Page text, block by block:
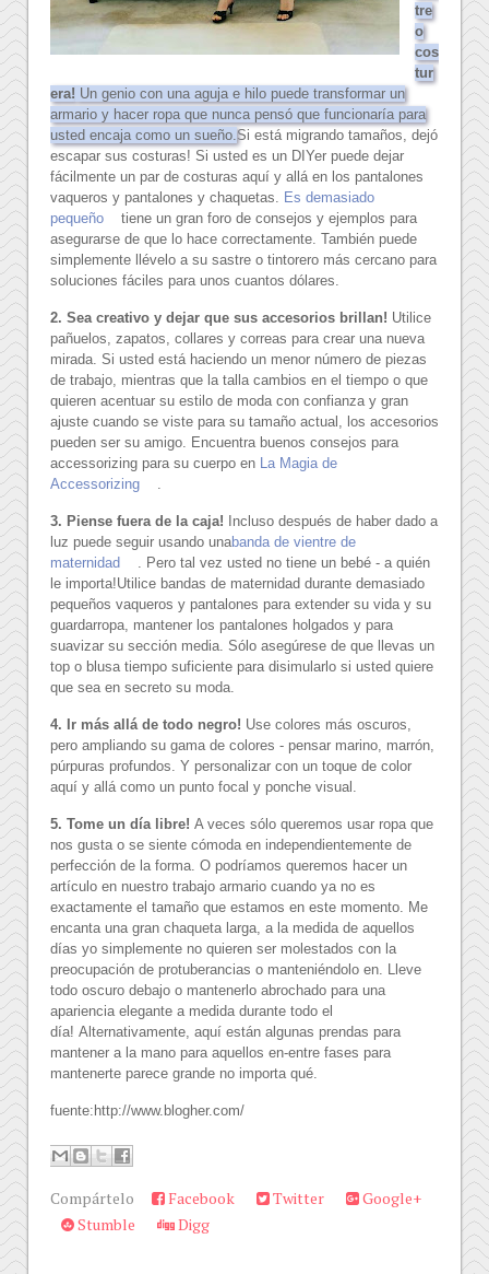
tre
o
cos
tur
era! Un genio con una aguja e hilo puede transformar un
armario y hacer ropa que nunca pensó que funcionaría para
usted encaja como un sueño. Si está migrando tamaños, dejó
escapar sus costuras! Si usted es un DIYer puede dejar
fácilmente un par de costuras aquí y allá en los pantalones
vaqueros y pantalones y chaquetas. Es demasiado
pequeño
tiene un gran foro de consejos y ejemplos para
asegurarse de que lo hace correctamente. También puede
simplemente llévelo a su sastre o tintorero más cercano para
soluciones fáciles para unos cuantos dólares.
2. Sea creativo y dejar que sus accesorios brillan! Utilice
pañuelos, zapatos, collares y correas para crear una nueva
mirada. Si usted está haciendo un menor número de piezas
de trabajo, mientras que la talla cambios en el tiempo o que
quieren acentuar su estilo de moda con confianza y gran
ajuste cuando se viste para su tamaño actual, los accesorios
pueden ser su amigo. Encuentra buenos consejos para
accessorizing para su cuerpo en La Magia de
Accessorizing
3. Piense fuera de la caja! Incluso después de haber dado a
luz puede seguir usando unabanda de vientre de
maternidad
Pero tal vez usted no tiene un bebé - a quién
le importa!Utilice bandas de maternidad durante demasiado
pequeños vaqueros y pantalones para extender su vida y su
guardarropa, mantener los pantalones holgados y para
suavizar su sección media. Sólo asegúrese de que llevas un
top o blusa tiempo suficiente para disimularlo si usted quiere
que sea en secreto su moda.
4. Ir más allá de todo negro! Use colores más oscuros,
pero ampliando su gama de colores - pensar marino, marrón,
púrpuras profundos. Y personalizar con un toque de color
aquí y allá como un punto focal y ponche visual.
5. Tome un día libre! A veces sólo queremos usar ropa que
nos gusta o se siente cómoda en independientemente de
perfección de la forma. O podríamos queremos hacer un
artículo en nuestro trabajo armario cuando ya no es
exactamente el tamaño que estamos en este momento. Me
encanta una gran chaqueta larga, a la medida de aquellos
días yo simplemente no quieren ser molestados con la
preocupación de protuberancias o manteniéndolo en. Lleve
todo oscuro debajo o mantenerlo abrochado para una
apariencia elegante a medida durante todo el
día! Alternativamente, aquí están algunas prendas para
mantener a la mano para aquellos en-entre fases para
mantenerte parece grande no importa qué.
fuente:http://www.blogher.com/
Compártelo Facebook Twitter
Google+
Stumble
Digg